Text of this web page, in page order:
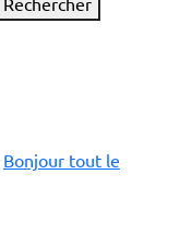
Rechercher
Bonjour tout le